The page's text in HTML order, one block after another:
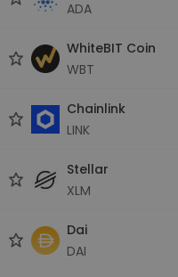
ADA
WhiteBIT Coin
WBT
Chainlink
LINK
Stellar
XLM
Dai
DAI